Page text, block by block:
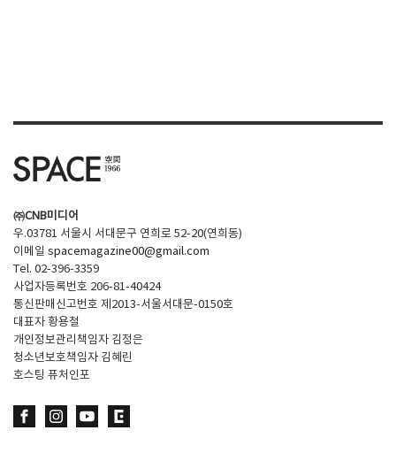
기사문의
Contact
㈜CNB미디어
우.03781 서울시 서대문구 연희로 52-20(연희동)
이메일 spacemagazine00@gmail.com
Tel. 02-396-3359
사업자등록번호 206-81-40424
통신판매신고번호 제2013-서울서대문-0150호
대표자 황용철
개인정보관리책임자 김정은
청소년보호책임자 김혜린
호스팅 퓨처인포